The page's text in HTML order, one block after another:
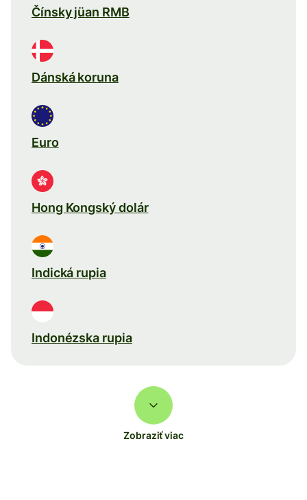
Čínsky jüan RMB
Dánská koruna
Euro
Hong Kongský dolár
Indická rupia
Indonézska rupia
Zobraziť viac